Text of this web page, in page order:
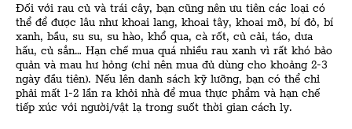
Đối với rau củ và trái cây, bạn cũng nên ưu tiên các loại có
thể để được lâu như khoai lang, khoai tây, khoai mỡ, bí đỏ, bí
xanh, bầu, su su, su hào, khổ qua, cà rốt, củ cải, táo, dưa
hấu, củ sắn… Hạn chế mua quá nhiều rau xanh vì rất khó bảo
quản và mau hư hỏng (chỉ nên mua đủ dùng cho khoảng 2-3
ngày đầu tiên). Nếu lên danh sách kỹ lưỡng, bạn có thể chỉ
phải mất 1-2 lần ra khỏi nhà để mua thực phẩm và hạn chế
tiếp xúc với người/vật lạ trong suốt thời gian cách ly.